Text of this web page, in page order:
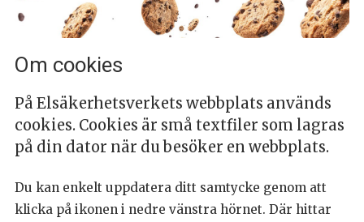
ö
Om cookies
På Elsäkerhetsverkets webbplats används
cookies. Cookies är små textfiler som lagras
på din dator när du besöker en webbplats.
Du kan enkelt uppdatera ditt samtycke genom att
klicka på ikonen i nedre vänstra hörnet. Där hittar